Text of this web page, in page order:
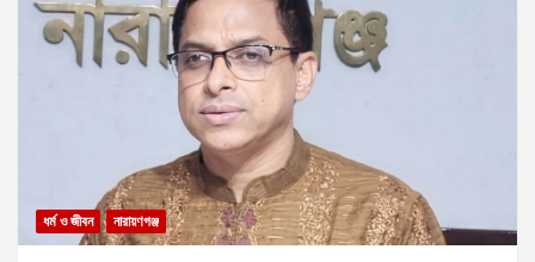
ধর্ম ও জীবন নারায়ণগঞ্জ